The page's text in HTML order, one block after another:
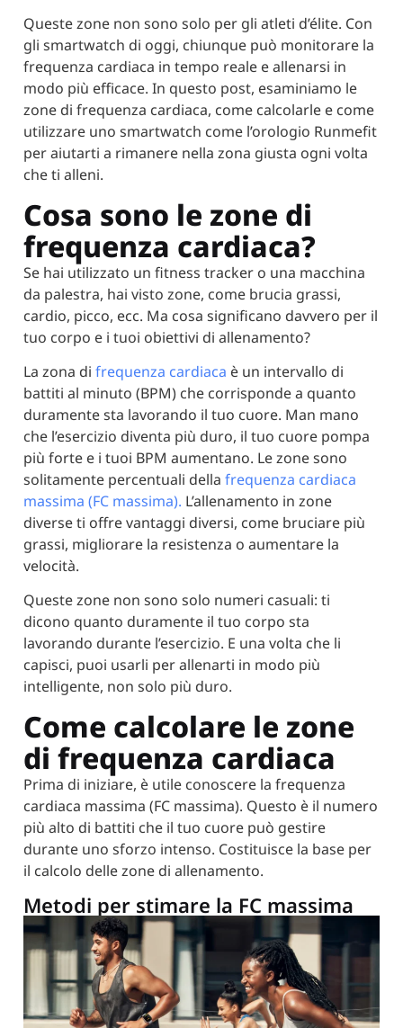
Queste zone non sono solo per gli atleti d’élite. Con
gli smartwatch di oggi, chiunque può monitorare la
frequenza cardiaca in tempo reale e allenarsi in
modo più efficace. In questo post, esaminiamo le
zone di frequenza cardiaca, come calcolarle e come
utilizzare uno smartwatch come l’orologio Runmefit
per aiutarti a rimanere nella zona giusta ogni volta
che ti alleni.
Cosa sono le zone di
frequenza cardiaca?
Se hai utilizzato un fitness tracker o una macchina
da palestra, hai visto zone, come brucia grassi,
cardio, picco, ecc. Ma cosa significano davvero per il
tuo corpo e i tuoi obiettivi di allenamento?
La zona di frequenza cardiaca è un intervallo di
battiti al minuto (BPM) che corrisponde a quanto
duramente sta lavorando il tuo cuore. Man mano
che l’esercizio diventa più duro, il tuo cuore pompa
più forte e i tuoi BPM aumentano. Le zone sono
solitamente percentuali della frequenza cardiaca
massima (FC massima). L’allenamento in zone
diverse ti offre vantaggi diversi, come bruciare più
grassi, migliorare la resistenza o aumentare la
velocità.
Queste zone non sono solo numeri casuali: ti
dicono quanto duramente il tuo corpo sta
lavorando durante l’esercizio. E una volta che li
capisci, puoi usarli per allenarti in modo più
intelligente, non solo più duro.
Come calcolare le zone
di frequenza cardiaca
Prima di iniziare, è utile conoscere la frequenza
cardiaca massima (FC massima). Questo è il numero
più alto di battiti che il tuo cuore può gestire
durante uno sforzo intenso. Costituisce la base per
il calcolo delle zone di allenamento.
Metodi per stimare la FC massima